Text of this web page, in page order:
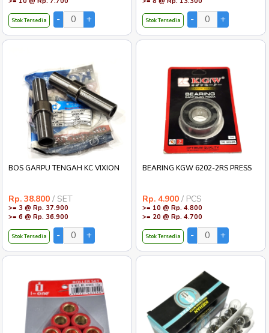
Stok Tersedia Stok Tersedia
BOS GARPU TENGAH KC VIXION
Rp. 38.800 / SET
>= 3 @ Rp. 37.900
>= 6 @ Rp. 36.900
Stok Tersedia
BEARING KGW 6202-2RS PRESS
Rp. 4.900 / PCS
>= 10 @ Rp. 4.800
>= 20 @ Rp. 4.700
Stok Tersedia